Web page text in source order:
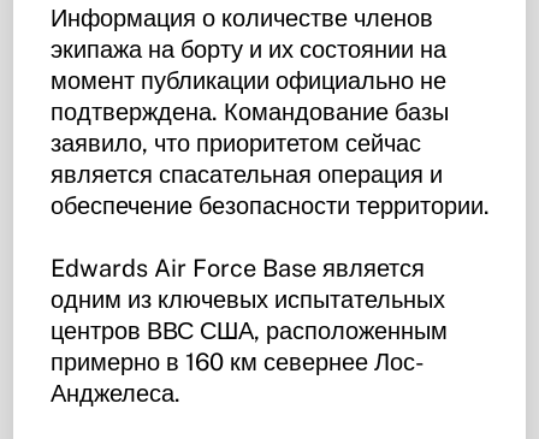
Информация о количестве членов
экипажа на борту и их состоянии на
момент публикации официально не
подтверждена. Командование базы
заявило, что приоритетом сейчас
является спасательная операция и
обеспечение безопасности территории.
Edwards Air Force Base является
одним из ключевых испытательных
центров ВВС США, расположенным
примерно в 160 км севернее Лос-
Анджелеса.